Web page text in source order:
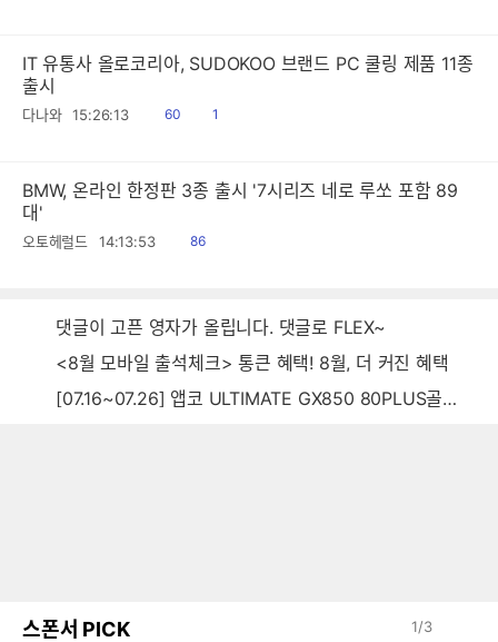
IT 유통사 올로코리아, SUDOKOO 브랜드 PC 쿨링 제품 11종
출시
다나와 15:26:13
읽
60
공1
BMW, 온라인 한정판 3종 출시 '7시리즈 네로 루쏘 포함 89
대'
오토헤럴드 14:13:53
읽
86
댓글이 고픈 영자가 올립니다. 댓글로 FLEX~
<8월 모바일 출석체크> 통큰 혜택! 8월, 더 커진 혜택
[07.16~07.26] 앱코 ULTIMATE GX850 80PLUS골드 풀모듈러 ATX3.0 블랙
스폰서 PICK 1/3